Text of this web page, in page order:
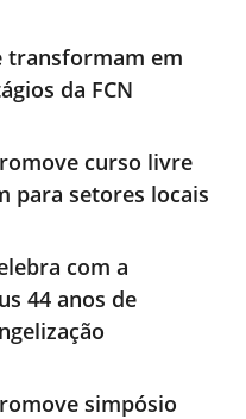
transformam em
da FCN
curso livre
para setores locais
com a
44 anos de
simpósio